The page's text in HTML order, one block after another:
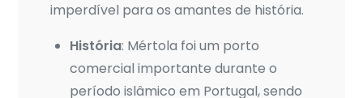
imperdível para os amantes de história.
História: Mértola foi um porto
comercial importante durante o
período islâmico em Portugal, sendo